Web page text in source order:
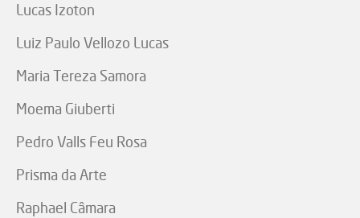
Lucas Izoton
Luiz Paulo Vellozo Lucas
Maria Tereza Samora
Moema Giuberti
Pedro Valls Feu Rosa
Prisma da Arte
Raphael Câmara